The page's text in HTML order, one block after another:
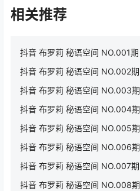
相关推荐
抖音 布罗莉 秘语空间 NO.001期
抖音 布罗莉 秘语空间 NO.002期
抖音 布罗莉 秘语空间 NO.003期
抖音 布罗莉 秘语空间 NO.004期
抖音 布罗莉 秘语空间 NO.005期
抖音 布罗莉 秘语空间 NO.006期
抖音 布罗莉 秘语空间 NO.007期
抖音 布罗莉 秘语空间 NO.008期